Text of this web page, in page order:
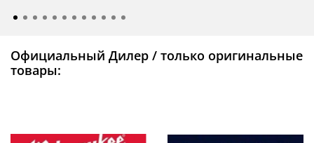
Официальный Дилер / только оригинальные
товары: